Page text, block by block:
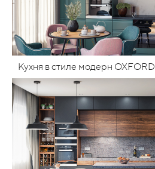
Кухня в стиле модерн OXFORD